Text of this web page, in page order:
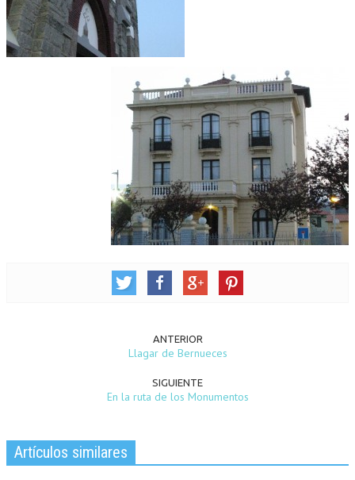
ANTERIOR
Llagar de Bernueces
SIGUIENTE
En la ruta de los Monumentos
Artículos similares